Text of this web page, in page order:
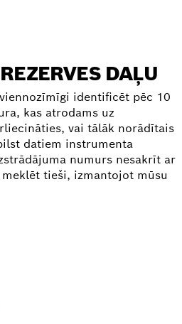
DAĻU
identificēt pēc 10
kas atrodams uz
vai tālāk norādītais
datiem instrumenta
numurs nesakrīt ar
tieši, izmantojot mūsu